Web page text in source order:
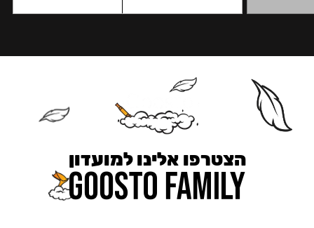
הצטרפו אלינו למועדון